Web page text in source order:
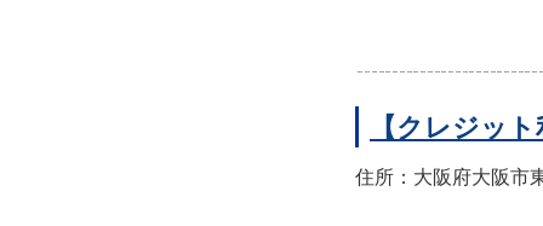
【クレジッ
住所：大阪府大阪市